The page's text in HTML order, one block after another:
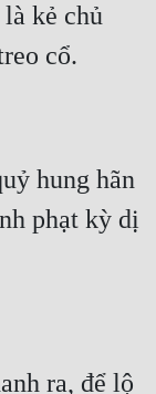
kẻ chủ
hung hãn
phạt kỳ dị
ra, để lộ